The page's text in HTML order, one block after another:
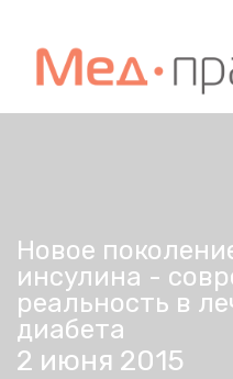
Новое
инсулина -
реальность в
диабета
2 июня 2015